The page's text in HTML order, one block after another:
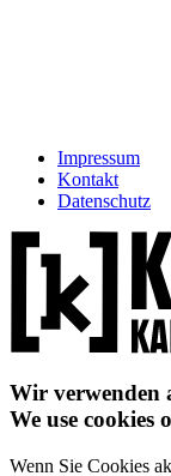
Impressum
Kontakt
Datenschutz
Wir verwenden
We use cookies
Wenn Sie Cookies